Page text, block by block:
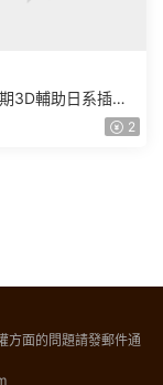
3D輔助日系插圖
質高清有大部分素
2
方面的問題請發郵件通